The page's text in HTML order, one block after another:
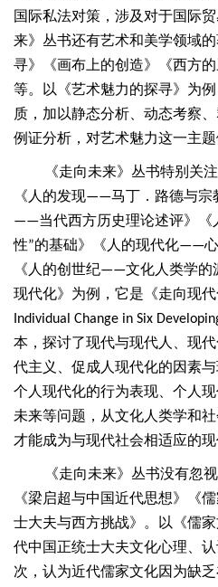
国际私法对策，涉及对于国际
来》丛书还有艺术和美学领域
寻》《画布上的创造》《西方
等。以《艺术魅力的探寻》为
质，加以静态分析、动态考察
例证分析，对艺术魅力这一主题
《走向未来》丛书特别关注
《人的发现——马丁．路德与宗
——当代西方历史理论述评》《
性”的基础》《人的现代化——
《人的创世纪——文化人类学的
现代化》为例，它是《走向现代
Individual Change in Six
本，探讨了现代与现代人、现
代主义、促成人现代化的因素
个人现代化的行为表现、个人
未来等问题，从文化人类学和
才能成为与现代社会相适应的现
《走向未来》丛书没有忽
《梁启超与中国近代思想》《
士大夫与西方挑战》。以《儒
代中国正统士大夫文化心理、
次，认为近代儒家文化因为缺